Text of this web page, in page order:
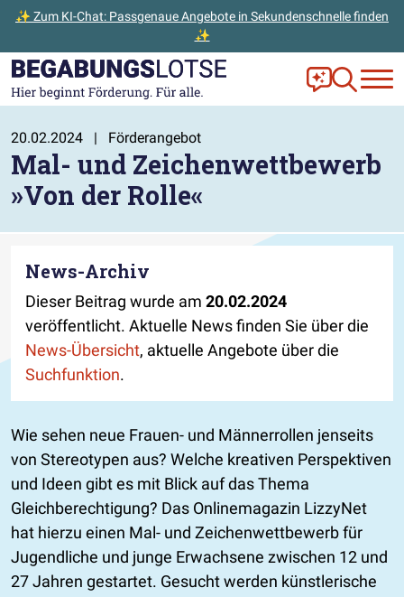
✨ Zum KI-Chat: Passgenaue Angebote in Sekundenschnelle finden
✨
Zum Hauptinhalt der Seite springen
Zur Startseite gehen Frag Ella!
Zur
20.02.2024 | Förderangebot
Mal- und Zeichenwettbewerb
»Von der Rolle«
News-Archiv
Dieser Beitrag wurde am 20.02.2024
veröffentlicht. Aktuelle News finden Sie über die
News-Übersicht, aktuelle Angebote über die
Suchfunktion.
Wie sehen neue Frauen- und Männerrollen jenseits
von Stereotypen aus? Welche kreativen Perspektiven
und Ideen gibt es mit Blick auf das Thema
Gleichberechtigung? Das Onlinemagazin LizzyNet
hat hierzu einen Mal- und Zeichenwettbewerb für
Jugendliche und junge Erwachsene zwischen 12 und
27 Jahren gestartet. Gesucht werden künstlerische